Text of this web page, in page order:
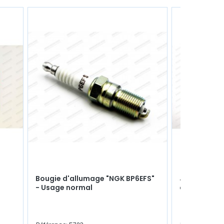
Bougie d'allumage "NGK BP6EFS"
- Usage normal
Joint de
cartonné